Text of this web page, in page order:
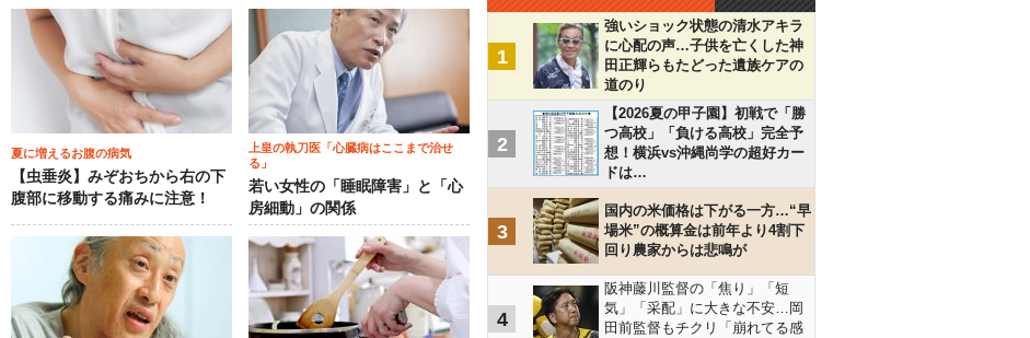
夏に増えるお腹の病気
【虫垂炎】みぞおちから右の下
腹部に移動する痛みに注意！
上皇の執刀医「心臓病はここまで治せ
る」
若い女性の「睡眠障害」と「心
房細動」の関係
1
強いショック状態の清水アキラ
に心配の声…子供を亡くした神
田正輝らもたどった遺族ケアの
道のり
2
【2026夏の甲子園】初戦で「勝
つ高校」「負ける高校」完全予
想！横浜vs沖縄尚学の超好カー
ドは…
3
国内の米価格は下がる一方…“早
場米”の概算金は前年より4割下
回り農家からは悲鳴が
4
阪神藤川監督の「焦り」「短
気」「采配」に大きな不安…岡
田前監督もチクリ「崩れてる感